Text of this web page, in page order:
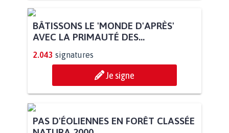
BÂTISSONS LE 'MONDE D'APRÈS'
AVEC LA PRIMAUTÉ DES...
2.043 signatures
Je signe
PAS D'ÉOLIENNES EN FORÊT CLASSÉE